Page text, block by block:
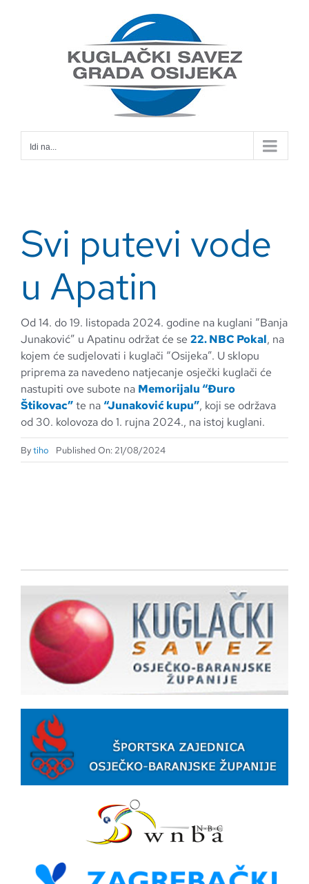
Idi na...
Svi putevi vode
u Apatin
Od 14. do 19. listopada 2024. godine na kuglani “Banja
Junaković” u Apatinu održat će se 22. NBC Pokal, na
kojem će sudjelovati i kuglači “Osijeka”. U sklopu
priprema za navedeno natjecanje osječki kuglači će
nastupiti ove subote na Memorijalu “Đuro
Štikovac”te na“Junaković kupu”, koji se održava
od 30. kolovoza do 1. rujna 2024., na istoj kuglani.
Bytiho Published On: 21/08/2024